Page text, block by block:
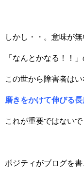
しかし・・。意味が
「なんとかなる！！」
この世から障害者はい
磨きをかけて伸びる長
これが重要ではないで
ポジティがブログを書